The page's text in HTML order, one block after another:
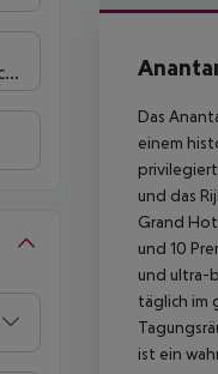
Das
einem
und das
Grand
und 10
und ultra-
täglich im
ist ein